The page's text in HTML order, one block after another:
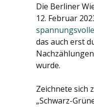
Die Berliner
12. Februar
das auch erst
wurde.
Zeichnete sich
„Schwarz-